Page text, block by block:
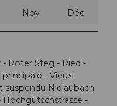
Nov Déc
Roter Steg - Ried -
- Vieux
suspendu Nidlaubach
Höchgütschstrasse -